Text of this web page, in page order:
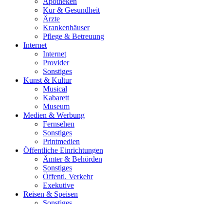
Kur & Gesundheit
Ärzte
Krankenhäuser
Pflege & Betreuung
Internet
Internet
Provider
Sonstiges
Kunst & Kultur
Musical
Kabarett
Museum
Medien & Werbung
Fernsehen
Sonstiges
Printmedien
Öffentliche Einrichtungen
Ämter & Behörden
Sonstiges
Öffentl. Verkehr
Exekutive
Reisen & Speisen